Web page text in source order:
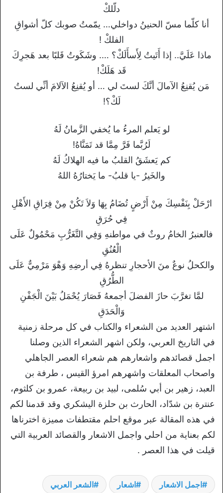
دلّلكْ
أنا كلّما مسّ الحنينُ دواخلي… يمّمتُ صوبك كلّ أشواقِ
الفلكْ !
ماذا عَلَيَّ.. إذا أَتَيتُ لِأَسأَلَكْ؟ …. وشَكَوتُ قَلبًا بعد هَجرِكَ
قَد هَلَكْ!
مَن يُقنِعُ الآمالَ أنَّكَ لستَ لي … أو يُقنِعُ الآلامَ أنِّي لستُ
لَكْ؟!
لو يَعلم المرءُ ما يُخفي الزَّمانُ لَهُ
لَرُبَّما فَرَّ مِمَّا قد تَمَنَّاهُ!
كم يَعشَقُ القلبُ ما فيه الهلاكُ لَهُ
والخَيرُ -يا قلبُ- ما يَختارُهُ اللهُ
ارْحَلْ بِنَفْسِكَ مِنْ أَرْضٍ تُضَامُ بِهَا وَلاَ تَكُنْ مِنْ فِرَاقِ الأَهْلِ
فِي حُرَقِ
فالعنبرُ الخامُ روثٌ في مواطنهِ وَفِي التَّغَرُّبِ مَحْمُولٌ عَلَى
الْعُنُقِ
والكحلُ نوعٌ منَ الأحجارِ تنظرهُ فِي أرضِهِ وَهْوَ مَرْمِيٌّ عَلَى
الطُّرُقِ
لمَّا تغرَّبَ حازَ الفضلَ أجمعهُ فَصَارَ يُحْمَلُ بَيْنَ الْجَفْنِ
وَالْحَدَقِ
اشتهر العديد من الشعراء والكتاب في كل مرحلة زمنية
في التاريخ العربي، ولكن اشهر الشعراء الذين وصلنا
اجمل قصائدهم واشعارهم هم شعراء العصر الجاهلي
واصحاب المعلقات واشهرهم امرؤ القيس ، طرفة بن
العبد، زهير بن أبي سُلمى، لبيد بن ربيعة، عمرو بن كلثوم،
عنترة بن شدّاد، الحارث بن حلزة اليشكري وقد قدمنا لكم
في هذه المقالة عبر موقع احلم مقتطفات مميزة اخترناها
لكم بعناية من احلي واجمل الاشعار والقصائد العربية التي
قيلت في هذا العصر .
اجمل الاشعار اشعار الشعر العربي